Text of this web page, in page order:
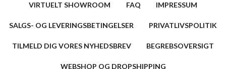
VIRTUELT SHOWROOM FAQ IMPRESSUM
SALGS- OG LEVERINGSBETINGELSER PRIVATLIVSPOLITIK
TILMELD DIG VORES NYHEDSBREV BEGREBSOVERSIGT
WEBSHOP OG DROPSHIPPING